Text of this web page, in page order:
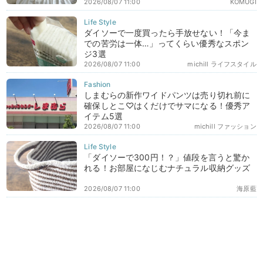
KOMUGI
2026/08/07 11:00
ダイソーで一度買ったら手放せない！「今ま
での苦労は一体…」ってくらい優秀なスポン
ジ3選
michill ライフスタイル
2026/08/07 11:00
しまむらの新作ワイドパンツは売り切れ前に
確保しとこ♡はくだけでサマになる！優秀ア
イテム5選
michill ファッション
2026/08/07 11:00
「ダイソーで300円！？」値段を言うと驚か
れる！お部屋になじむナチュラル収納グッズ
海原藍
2026/08/07 11:00